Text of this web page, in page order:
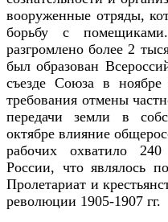
вооруженные отряды,
борьбу с
разгромлено более 2
был образован
съезде Союза в
требования отмены
передачи земли в
октябре влияние
рабочих охватило 240
России, что являлось
Пролетариат и
революции 1905-1907 гг.